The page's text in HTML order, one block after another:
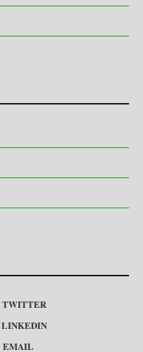
TWITTER
LINKEDIN
EMAIL